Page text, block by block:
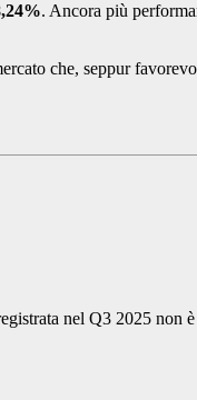
. Ancora più
che, seppur
nel Q3 2025 non